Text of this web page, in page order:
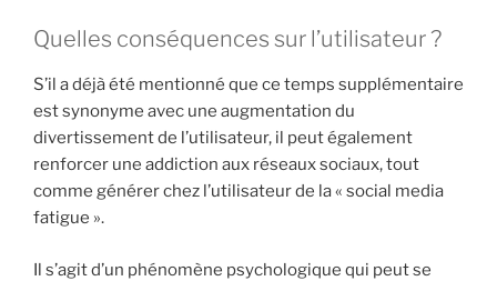
Quelles conséquences sur l’utilisateur ?
S’il a déjà été mentionné que ce temps supplémentaire
est synonyme avec une augmentation du
divertissement de l’utilisateur, il peut également
renforcer une addiction aux réseaux sociaux, tout
comme générer chez l’utilisateur de la « social media
fatigue ».
Il s’agit d’un phénomène psychologique qui peut se